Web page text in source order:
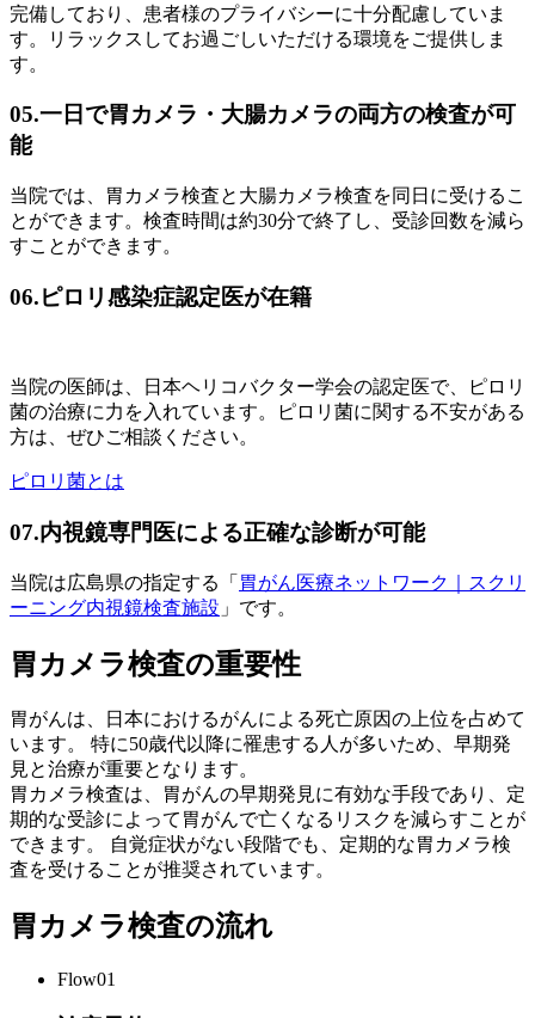
完備しており、患者様のプライバシーに十分配慮していま
す。リラックスしてお過ごしいただける環境をご提供しま
す。
05.一日で胃カメラ・大腸カメラの両方の検査が可
能
当院では、胃カメラ検査と大腸カメラ検査を同日に受けるこ
とができます。検査時間は約30分で終了し、受診回数を減ら
すことができます。
06.ピロリ感染症認定医が在籍
当院の医師は、日本ヘリコバクター学会の認定医で、ピロリ
菌の治療に力を入れています。ピロリ菌に関する不安がある
方は、ぜひご相談ください。
ピロリ菌とは
07.内視鏡専門医による正確な診断が可能
当院は広島県の指定する「 胃がん医療ネットワーク｜スクリ
ーニング内視鏡検査施設 」です。
胃カメラ検査の重要性
胃がんは、日本におけるがんによる死亡原因の上位を占めて
います。 特に50歳代以降に罹患する人が多いため、 早期発
見と治療が重要となります。
胃カメラ検査は、胃がんの早期発見に有効な手段であり、定
期的な受診によって胃がんで亡くなるリスクを減らすことが
できます。 自覚症状がない段階でも、定期的な胃カメラ検
査を受けることが推奨されています。
胃カメラ検査の流れ
Flow01